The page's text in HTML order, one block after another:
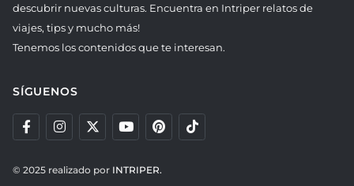
descubrir nuevas culturas. Encuentra en Intriper relatos de
viajes, tips y mucho más!
Tenemos los contenidos que te interesan.
SÍGUENOS
© 2025 realizado por INTRIPER.